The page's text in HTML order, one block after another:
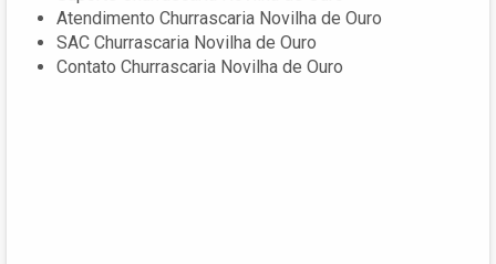
Atendimento Churrascaria Novilha de Ouro
SAC Churrascaria Novilha de Ouro
Contato Churrascaria Novilha de Ouro